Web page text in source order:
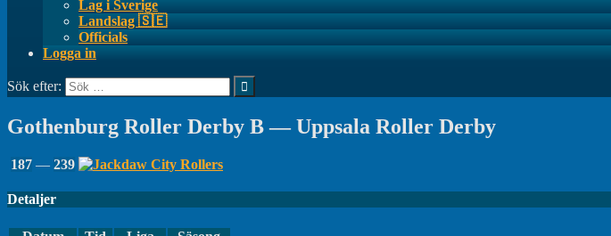
Lag i Sverige
Landslag 🇸🇪
Officials
Logga in
Sök efter:
Gothenburg Roller Derby B — Uppsala Roller Derby
187 — 239
Detaljer